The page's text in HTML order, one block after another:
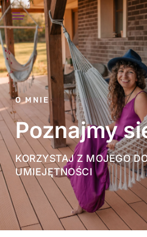
O MNIE
Poznajmy
KORZYSTAJ Z MOJEGO
UMIEJĘTNOŚCI